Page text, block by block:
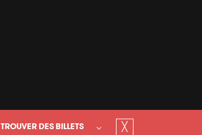
╳
TROUVER DES BILLETS